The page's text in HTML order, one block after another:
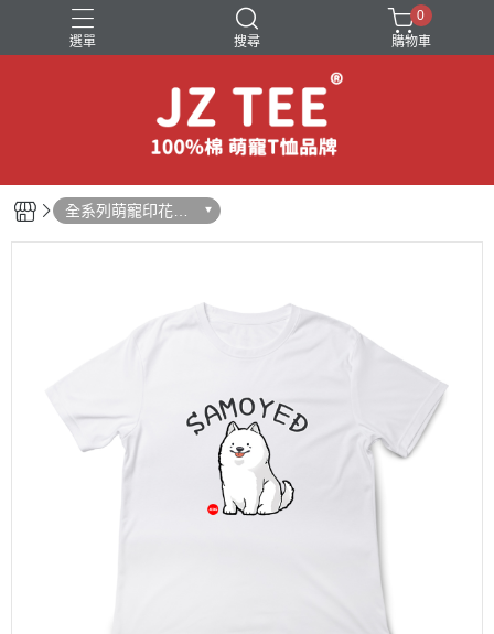
選單 搜尋
狗狗圖案短袖T恤
萌寵互動短袖T恤
0
購物車
全系列萌寵印花短
袖